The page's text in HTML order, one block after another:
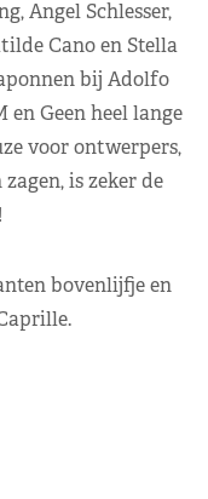
Angel Schlesser,
Cano en Stella
bij Adolfo
en Geen heel lange
voor ontwerpers,
is zeker de
bovenlijfje en